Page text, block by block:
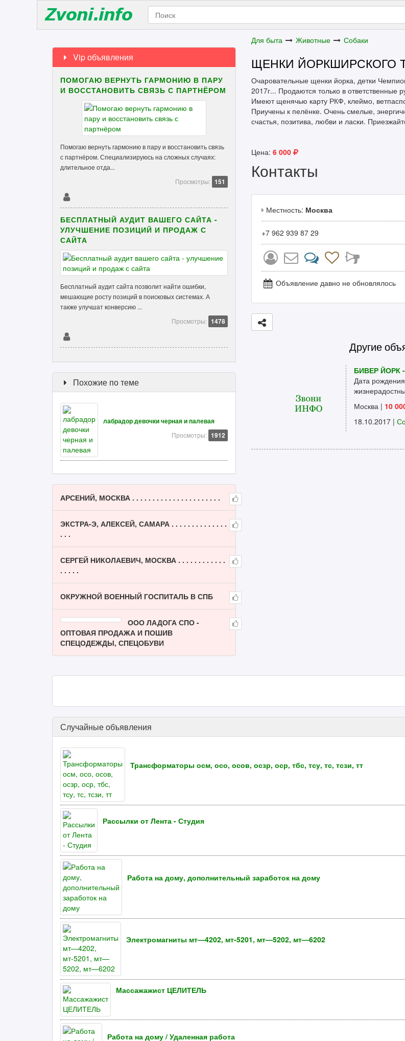
Для быта Животные Собаки
ЩЕНКИ ЙОРКШИРСКОГО
Очаровательные щенки йорка, детки
2017г... Продаются только в
Имеют щенячью карту РКФ, клеймо,
Приучены к пелёнке. Очень смелые,
счастья, позитива, любви и ласки.
Цена: 6 000
Контакты
Местность: Москва
+7 962 939 87 29
Объявление давно не обновлялось
Другие
БИВЕР ЙОРК
Дата
Москва | 10
18.10.2017 |
Vip объявления
ПОМОГАЮ ВЕРНУТЬ ГАРМОНИЮ В ПАРУ
И ВОССТАНОВИТЬ СВЯЗЬ С ПАРТНЁРОМ
Помогаю вернуть гармонию в пару и восстановить связь
с партнёром. Специализируюсь на сложных случаях:
длительное отда...
Просмотры: 151
БЕСПЛАТНЫЙ АУДИТ ВАШЕГО САЙТА -
УЛУЧШЕНИЕ ПОЗИЦИЙ И ПРОДАЖ С
САЙТА
Бесплатный аудит сайта позволит найти ошибки,
мешающие росту позиций в поисковых системах. А
также улучшат конверсию ...
Просмотры: 1478
Похожие по теме
лабрадор девочки черная и палевая
Просмотры: 1912
АРСЕНИЙ, МОСКВА . . . . . . . . . . . . . . . . . . . . . .
ЭКСТРА-Э, АЛЕКСЕЙ, САМАРА . . . . . . . . . . . . . .
. . .
СЕРГЕЙ НИКОЛАЕВИЧ, МОСКВА . . . . . . . . . . . .
. . . . .
ОКРУЖНОЙ ВОЕННЫЙ ГОСПИТАЛЬ В СПБ
ООО ЛАДОГА СПО -
ОПТОВАЯ ПРОДАЖА И ПОШИВ
СПЕЦОДЕЖДЫ, СПЕЦОБУВИ
Случайные объявления
Трансформаторы осм, осо, осов, осзр, оср, тбс, тсу, тс, тсзи, тт
Рассылки от Лента - Студия
Работа на дому, дополнительный заработок на дому
Электромагниты мт—4202, мт-5201, мт—5202, мт—6202
Массажажист ЦЕЛИТЕЛЬ
Работа на дому / Удаленная работа